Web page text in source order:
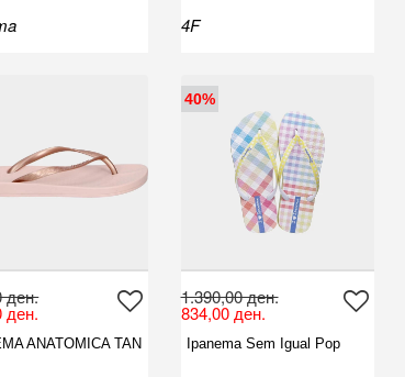
4F
ден.
ден.
ANATOMICA TAN
40%
1.390,00 ден.
834,00 ден.
Ipanema Sem Igual Pop